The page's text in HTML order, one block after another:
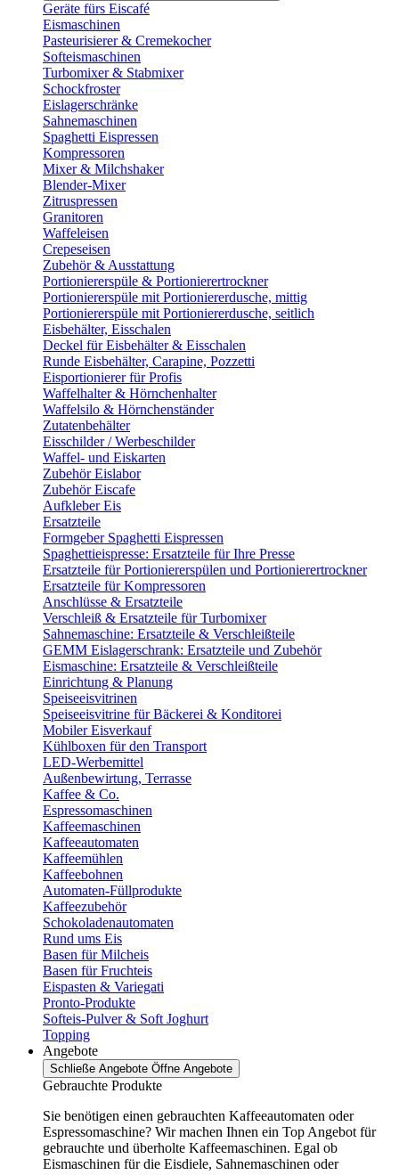
Geräte fürs Eiscafé
Eismaschinen
Pasteurisierer & Cremekocher
Softeismaschinen
Turbomixer & Stabmixer
Schockfroster
Eislagerschränke
Sahnemaschinen
Spaghetti Eispressen
Kompressoren
Mixer & Milchshaker
Blender-Mixer
Zitruspressen
Granitoren
Waffeleisen
Crepeseisen
Zubehör & Ausstattung
Portioniererspüle & Portionierertrockner
Portioniererspüle mit Portioniererdusche, mittig
Portioniererspüle mit Portioniererdusche, seitlich
Eisbehälter, Eisschalen
Deckel für Eisbehälter & Eisschalen
Runde Eisbehälter, Carapine, Pozzetti
Eisportionierer für Profis
Waffelhalter & Hörnchenhalter
Waffelsilo & Hörnchenständer
Zutatenbehälter
Eisschilder / Werbeschilder
Waffel- und Eiskarten
Zubehör Eislabor
Zubehör Eiscafe
Aufkleber Eis
Ersatzteile
Formgeber Spaghetti Eispressen
Spaghettieispresse: Ersatzteile für Ihre Presse
Ersatzteile für Portioniererspülen und Portionierertrockner
Ersatzteile für Kompressoren
Anschlüsse & Ersatzteile
Verschleiß & Ersatzteile für Turbomixer
Sahnemaschine: Ersatzteile & Verschleißteile
GEMM Eislagerschrank: Ersatzteile und Zubehör
Eismaschine: Ersatzteile & Verschleißteile
Einrichtung & Planung
Speiseeisvitrinen
Speiseeisvitrine für Bäckerei & Konditorei
Mobiler Eisverkauf
Kühlboxen für den Transport
LED-Werbemittel
Außenbewirtung, Terrasse
Kaffee & Co.
Espressomaschinen
Kaffeemaschinen
Kaffeeautomaten
Kaffeemühlen
Kaffeebohnen
Automaten-Füllprodukte
Kaffeezubehör
Schokoladenautomaten
Rund ums Eis
Basen für Milcheis
Basen für Fruchteis
Eispasten & Variegati
Pronto-Produkte
Softeis-Pulver & Soft Joghurt
Topping
Angebote
Schließe Angebote Öffne Angebote
Gebrauchte Produkte
Sie benötigen einen gebrauchten Kaffeeautomaten oder
Espressomaschine? Wir machen Ihnen ein Top Angebot für
gebrauchte und überholte Kaffeemaschinen. Egal ob
Eismaschinen für die Eisdiele, Sahnemaschinen oder